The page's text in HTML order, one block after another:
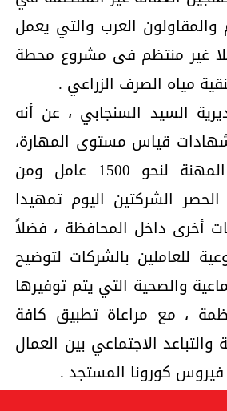
العرب والتي يعمل
4000 عاملا غير منتظم فى مشروع محطة
مياه الصرف الزراعي .
السيد السنجابي ، عن أنه
قياس مستوى المهارة،
وترخيص مزاولة المهنة لنحو 1500 عامل ومن
الشركتين اليوم تمهيدا
أخرى داخل المحافظة ، فضلاً
للعاملين بالشركات لتوضيح
والصحية التي يتم توفيرها
، مع مراعاة تطبيق كافة
والتباعد الاجتماعي بين العمال
فيروس كورونا المستجد .